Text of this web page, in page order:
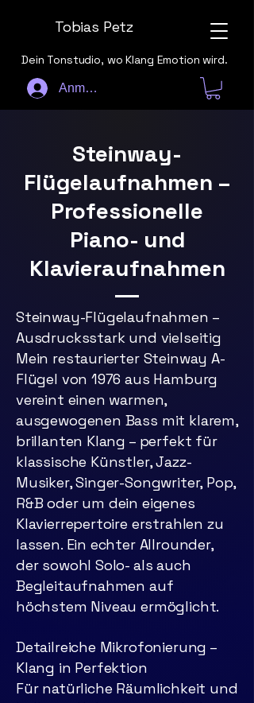
Tobias Petz
Dein Tonstudio, wo Klang Emotion wird.
Anmelden
Steinway-
Flügelaufnahmen –
Professionelle
Piano- und
Klavieraufnahmen
Steinway-Flügelaufnahmen –
Ausdrucksstark und vielseitig
Mein restaurierter Steinway A-
Flügel von 1976 aus Hamburg
vereint einen warmen,
ausgewogenen Bass mit klarem,
brillanten Klang – perfekt für
klassische Künstler, Jazz-
Musiker, Singer-Songwriter, Pop,
R&B oder um dein eigenes
Klavierrepertoire erstrahlen zu
lassen. Ein echter Allrounder,
der sowohl Solo- als auch
Begleitaufnahmen auf
höchstem Niveau ermöglicht.
Detailreiche Mikrofonierung –
Klang in Perfektion
Für natürliche Räumlichkeit und